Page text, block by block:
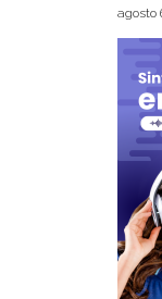
agosto